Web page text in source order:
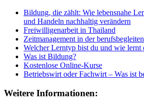
Bildung, die zählt: Wie lebensnahe
und Handeln nachhaltig verändern
Freiwilligenarbeit in Thailand
Zeitmanagement in der
Welcher Lerntyp bist du und wie lernt
Was ist Bildung?
Kostenlose Online-Kurse
Betriebswirt oder Fachwirt – Was ist
Weitere Informationen: